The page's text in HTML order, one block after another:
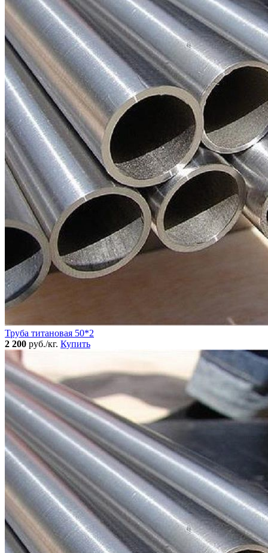
Труба титановая 50*2
2 200 руб./кг. Купить